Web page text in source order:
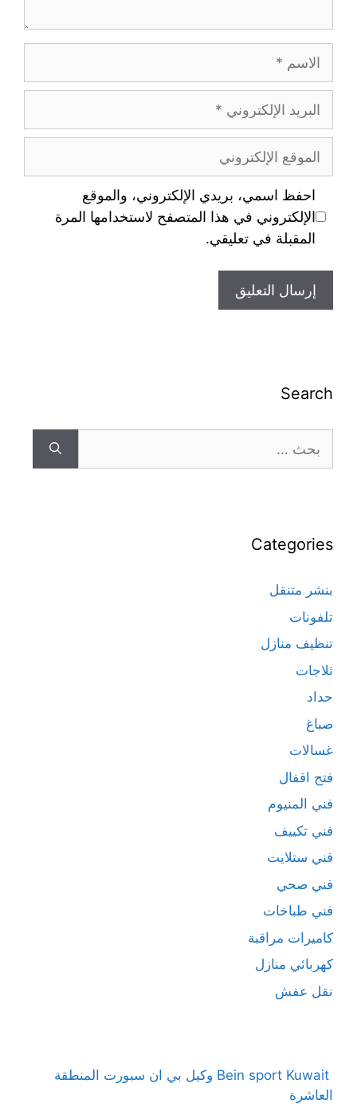
احفظ اسمي، بريدي الإلكتروني، والموقع
الإلكتروني في هذا المتصفح لاستخدامها المرة
المقبلة في تعليقي.
Search
Categories
بنشر متنقل
تلفونات
تنظيف منازل
ثلاجات
حداد
صباغ
غسالات
فتح اقفال
فني المنيوم
فني تكييف
فني ستلايت
فني صحي
فني طباخات
كاميرات مراقبة
كهربائي منازل
نقل عفش
Bein sport Kuwait وكيل بي ان سبورت المنطقة
العاشرة